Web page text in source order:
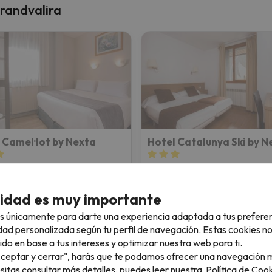
by Nexta
al 11/12/26(5 noches)
forfait enGrandvalira
desayunos
466 €/pers.
Hotel Catalunya Ski by
06/12/26 al 11/12/26
4 días de forfait en
Con 5 desayunos
459
es muy importante
únicamente para darte una experiencia adaptada a tus
personalizada según tu perfil de navegación. Estas cookies
en base a tus intereses y optimizar nuestra web para ti.
y cerrar", harás que te podamos ofrecer una navegación
consultar más detalles, puedes leer nuestra Política de